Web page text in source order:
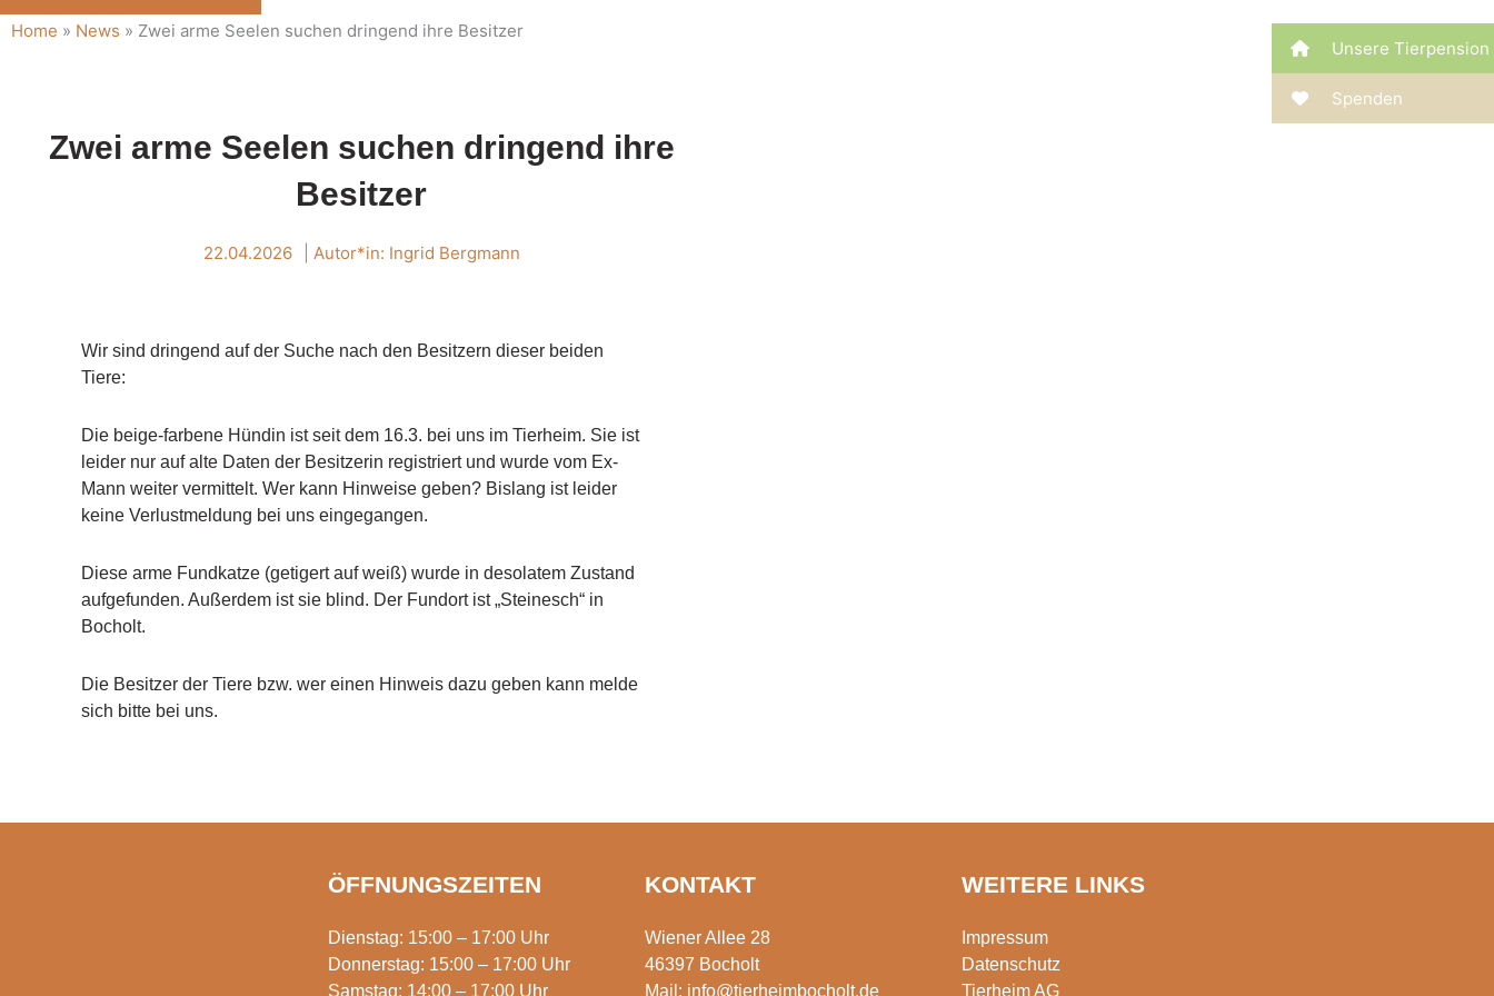
Home » News » Zwei arme Seelen suchen dringend ihre Besitzer
Zwei arme Seelen suchen dringend ihre
Besitzer
22.04.2026 | Autor*in: Ingrid Bergmann
Wir sind dringend auf der Suche nach den Besitzern dieser beiden
Tiere:
Die beige-farbene Hündin ist seit dem 16.3. bei uns im Tierheim. Sie ist
leider nur auf alte Daten der Besitzerin registriert und wurde vom Ex-
Mann weiter vermittelt. Wer kann Hinweise geben? Bislang ist leider
keine Verlustmeldung bei uns eingegangen.
Diese arme Fundkatze (getigert auf weiß) wurde in desolatem Zustand
aufgefunden. Außerdem ist sie blind. Der Fundort ist „Steinesch“ in
Bocholt.
Die Besitzer der Tiere bzw. wer einen Hinweis dazu geben kann melde
sich bitte bei uns.
ÖFFNUNGSZEITEN
Dienstag: 15:00 – 17:00 Uhr
Donnerstag: 15:00 – 17:00 Uhr
Samstag: 14:00 – 17:00 Uhr
KONTAKT
Wiener Allee 28
46397 Bocholt
Mail: info@tierheimbocholt.de
WEITERE LINKS
Impressum
Datenschutz
Tierheim AG
Unsere Tierpension
Spenden